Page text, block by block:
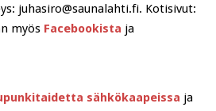
juhasiro@saunalahti.fi. Kotisivut:
myös Facebookista ja
sähkökaapeissa ja